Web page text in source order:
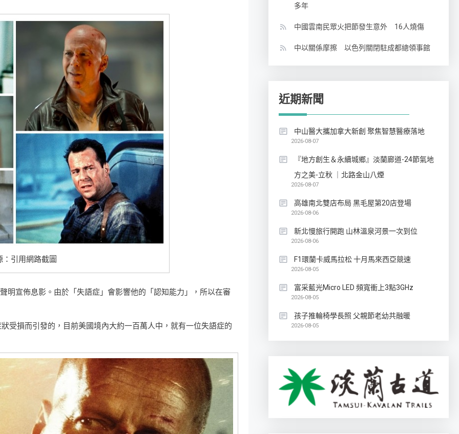
：引用網路截圖
明宣佈息影。由於「失語症」會影響他的「認知能力」，所以在審
受損而引發的，目前美國境內大約一百萬人中，就有一位失語症的
多年
中國雲南民眾火把節發生意外 16人燒傷
中以關係摩擦 以色列關閉駐成都總領事館
近期新聞
中山醫大攜加拿大新創 聚焦智慧醫療落地
2026-08-07
『地方創生＆永續城鄉』淡蘭廊道-24節氣地
方之美-立秋 ｜北路金山八煙
2026-08-07
高雄南北雙店布局 黑毛屋第20店登場
2026-08-06
新北慢旅行開跑 山林溫泉河景一次到位
2026-08-06
F1環蘭卡威馬拉松 十月馬來西亞競速
2026-08-05
富采藍光Micro LED 頻寬衝上3點3GHz
2026-08-05
孩子推輪椅學長照 父親節老幼共融暖
2026-08-05